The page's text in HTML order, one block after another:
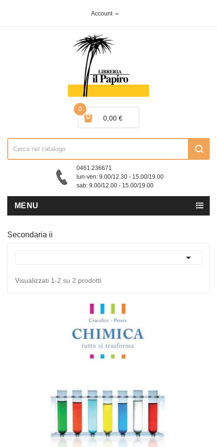
Account expand_more
0
0,00 €
0461.236671
lun-ven: 9.00/12.30 - 15.00/19.00
sab: 9.00/12.00 - 15.00/19.00
MENU
Secondaria ii

Visualizzati 1-2 su 2 prodotti